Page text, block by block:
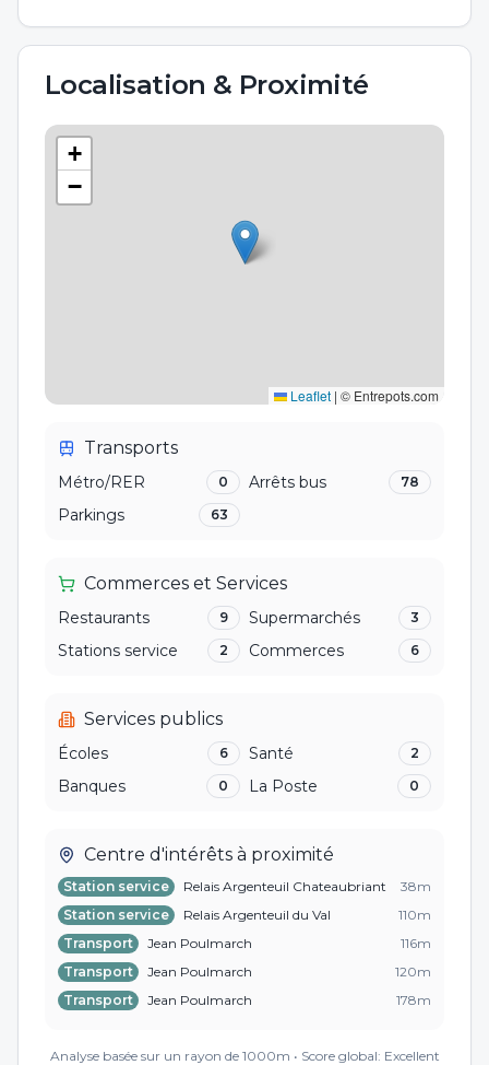
Localisation & Proximité
+
−
Leaflet | © Entrepots.com
Transports
Métro/RER 0 Arrêts bus 78
Parkings 63
Commerces et Services
Restaurants 9 Supermarchés 3
Stations service 2 Commerces 6
Services publics
Écoles 6 Santé 2
Banques 0 La Poste 0
Centre d'intérêts à proximité
Station service Relais Argenteuil Chateaubriant 38m
Station service
Relais Argenteuil du Val 110m
Transport
Jean Poulmarch 116m
Transport
Jean Poulmarch 120m
Transport
Jean Poulmarch 178m
Analyse basée sur un rayon de 1000m • Score global: Excellent